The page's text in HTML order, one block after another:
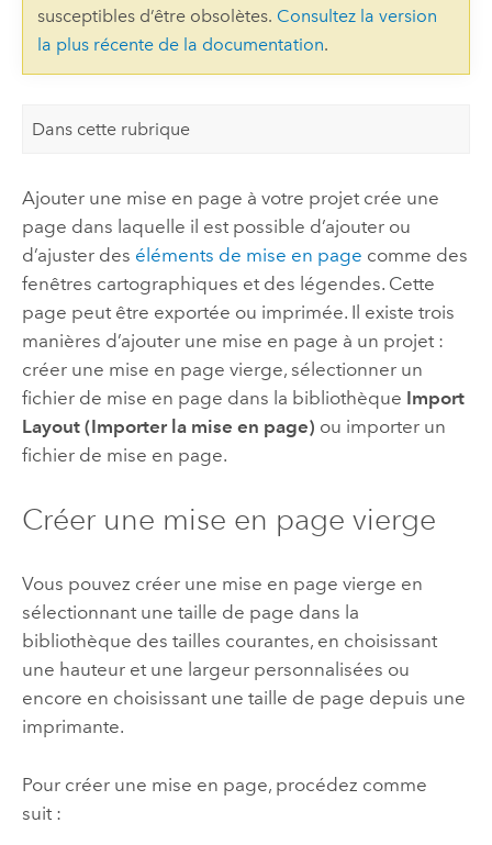
susceptibles d’être obsolètes. Consultez la version
la plus récente de la documentation.
Dans cette rubrique
Ajouter une mise en page à votre projet crée une
page dans laquelle il est possible d’ajouter ou
d’ajuster des éléments de mise en page comme des
fenêtres cartographiques et des légendes. Cette
page peut être exportée ou imprimée. Il existe trois
manières d’ajouter une mise en page à un projet :
créer une mise en page vierge, sélectionner un
fichier de mise en page dans la bibliothèque Import
Layout (Importer la mise en page) ou importer un
fichier de mise en page.
Créer une mise en page vierge
Vous pouvez créer une mise en page vierge en
sélectionnant une taille de page dans la
bibliothèque des tailles courantes, en choisissant
une hauteur et une largeur personnalisées ou
encore en choisissant une taille de page depuis une
imprimante.
Pour créer une mise en page, procédez comme
suit :